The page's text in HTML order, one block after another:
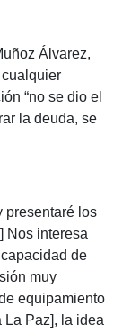
Álvarez,
“no se dio el
la deuda, se
presentaré los
Nos interesa
de
muy
equipamiento
Paz], la idea